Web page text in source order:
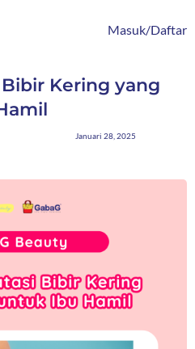
Masuk/Daftar
Kering yang
Januari 28, 2025